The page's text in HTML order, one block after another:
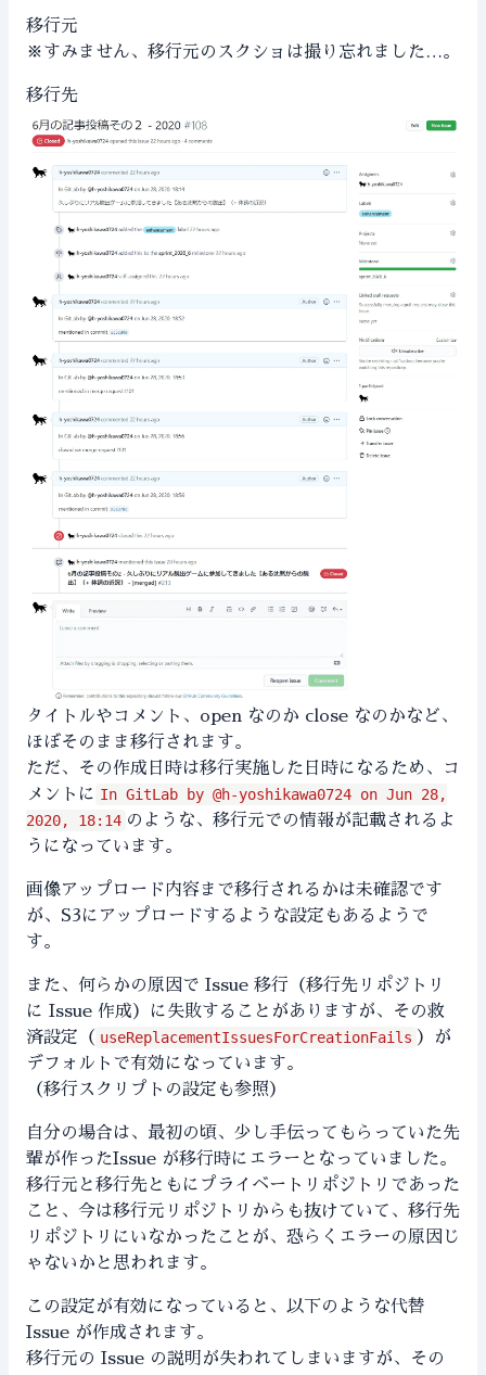
移行元
※すみません、移行元のスクショは撮り忘れました…。
移行先
タイトルやコメント、open なのか close なのかなど、
ほぼそのまま移行されます。
ただ、その作成日時は移行実施した日時になるため、コ
メントに In GitLab by @h-yoshikawa0724 on Jun 28,
2020, 18:14 のような、移行元での情報が記載されるよ
うになっています。
画像アップロード内容まで移行されるかは未確認です
が、S3にアップロードするような設定もあるようで
す。
また、何らかの原因で Issue 移行（移行先リポジトリ
に Issue 作成）に失敗することがありますが、その救
済設定（ useReplacementIssuesForCreationFails ）が
デフォルトで有効になっています。
（移行スクリプトの設定 も参照）
自分の場合は、最初の頃、少し手伝ってもらっていた先
輩が作ったIssue が移行時にエラーとなっていました。
移行元と移行先ともにプライベートリポジトリであった
こと、今は移行元リポジトリからも抜けていて、移行先
リポジトリにいなかったことが、恐らくエラーの原因じ
ゃないかと思われます。
この設定が有効になっていると、以下のような代替
Issue が作成されます。
移行元の Issue の説明が失われてしまいますが、その